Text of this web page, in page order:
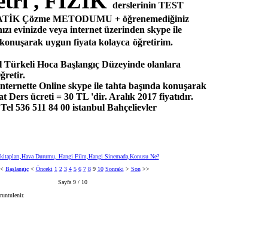
derslerinin TEST
Çözme METODUMU + öğrenemediğiniz
evinizde veya internet üzerinden skype ile
uygun fiyata kolayca öğretirim.
Türkeli Hoca Başlangıç Düzeyinde olanlara
Online skype ile tahta başında konuşarak
Ders ücreti = 30 TL 'dir. Aralık 2017 fiyatıdır.
536 511 84 00 istanbul Bahçelievler
Durumu, Hangi Film,Hangi Sinemada,Konusu Ne?
Başlangıç< Önceki 1 2 3 4 5 6 7 8 9 10 Sonraki > Son>>
Sayfa 9 / 10